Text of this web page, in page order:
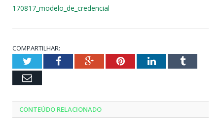
170817_modelo_de_credencial
COMPARTILHAR:
TwitterFacebookGoogle+PinterestLinkedInTumblr
Email
CONTEÚDO RELACIONADO